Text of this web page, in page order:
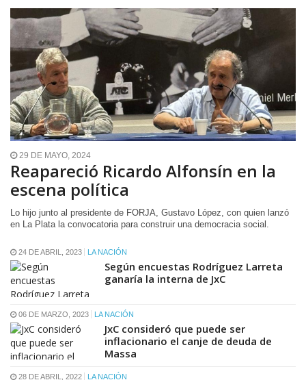
29 DE MAYO, 2024
Reapareció Ricardo Alfonsín en la
escena política
Lo hijo junto al presidente de FORJA, Gustavo López, con quien lanzó
en La Plata la convocatoria para construir una democracia social.
24 DE ABRIL, 2023 LA NACIÓN
Según encuestas Rodríguez Larreta
ganaría la interna de JxC
06 DE MARZO, 2023 LA NACIÓN
JxC consideró que puede ser
inflacionario el canje de deuda de
Massa
28 DE ABRIL, 2022 LA NACIÓN